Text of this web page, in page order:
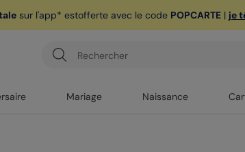
sur l'app* estofferte avec le code POPCARTE| je
Mariage Naissance